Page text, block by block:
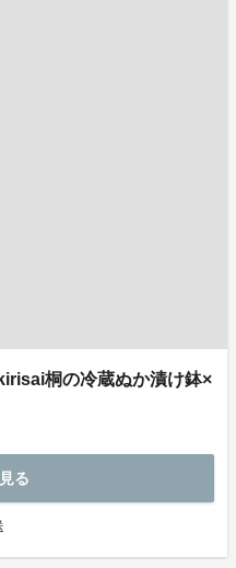
桐の冷蔵ぬか漬け鉢×
る